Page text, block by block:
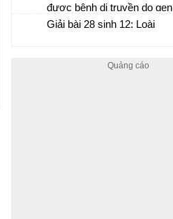
được bệnh di truyền do gen
lặn nằm trên NST giới tính X
Giải bài 28 sinh 12: Loài